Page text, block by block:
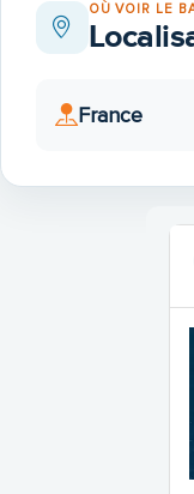
OÙ VOIR LE
France